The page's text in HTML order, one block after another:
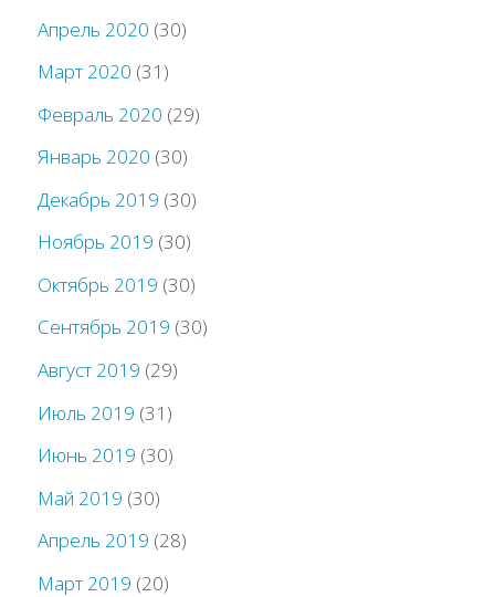
Апрель 2020 (30)
Март 2020 (31)
Февраль 2020 (29)
Январь 2020 (30)
Декабрь 2019 (30)
Ноябрь 2019 (30)
Октябрь 2019 (30)
Сентябрь 2019 (30)
Август 2019 (29)
Июль 2019 (31)
Июнь 2019 (30)
Май 2019 (30)
Апрель 2019 (28)
Март 2019 (20)